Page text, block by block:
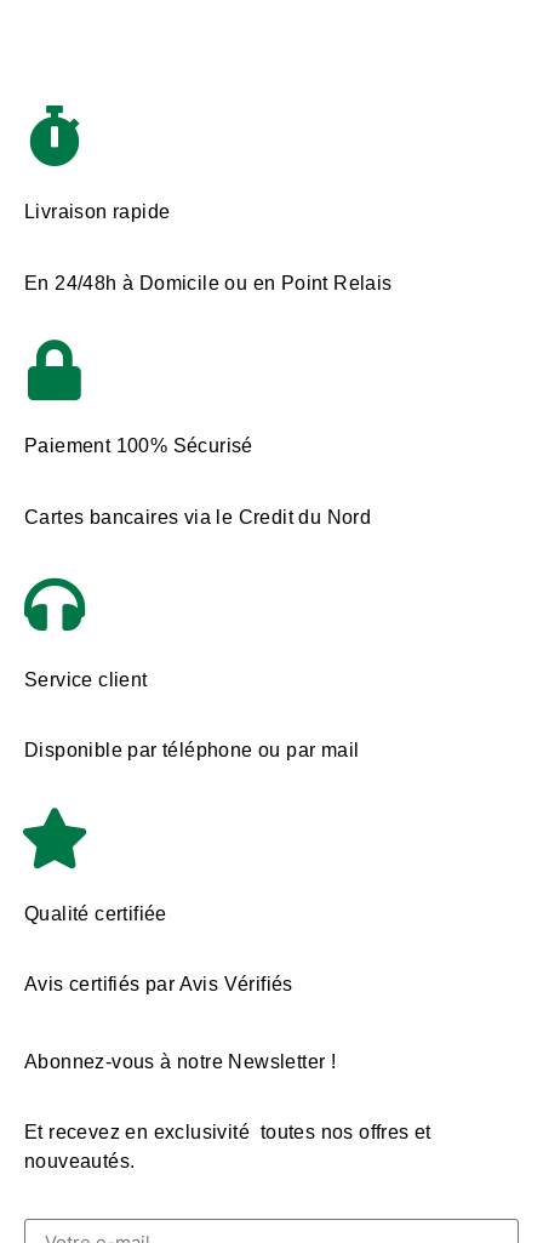
Livraison rapide
En 24/48h à Domicile ou en Point Relais
Paiement 100% Sécurisé
Cartes bancaires via le Credit du Nord
Service client
Disponible par téléphone ou par mail
Qualité certifiée
Avis certifiés par Avis Vérifiés
Abonnez-vous à notre Newsletter !
Et recevez en exclusivité toutes nos offres et
nouveautés.